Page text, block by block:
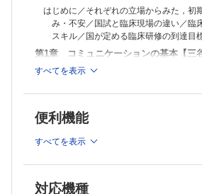
付けよう！
1 「めまい」って言われたのに… ～臨床推
を抽出する～
臨床推論という航海の出発点／医師の仕事
変換」の罠：注意すべき主訴／鑑別疾患リ
2 主訴がよくわからない…どうしよう… ～
3 なんとなくオーダーした検査が陽性！ど
思ってた検査結果と違う！ どう解釈する？
よ！／検査をオーダーする時点で，その後
第3章 意思決定【髙場 章宏】
0 総論
はじめに／それぞれの立場からみた，初
み・不安／国試と臨床現場の違い／臨
スキル／国が定める臨床研修の到達目
第1章 コミュニケーションの基本【三
0 コミュニケーション 総論
1 みんな，全然話を聞いてくれないじゃ
医師と患者さんはどうしてわかり合えな
り合わせる／コミュニケーションを諦
すべてを表示
便利機能
すべてを表示
対応機種